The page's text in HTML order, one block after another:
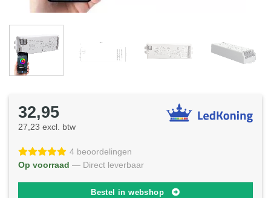
32,95
27,23 excl. btw
4 beoordelingen
Op voorraad — Direct leverbaar
Bestel in webshop